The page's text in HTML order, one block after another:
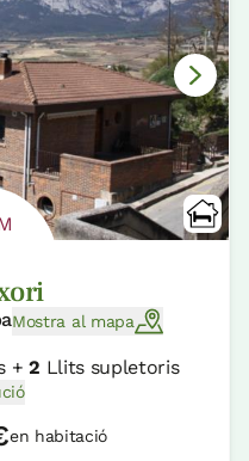
Mostra al mapa
+2 Llits supletoris
en habitació